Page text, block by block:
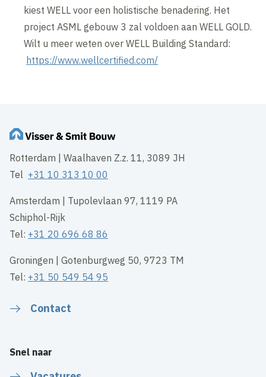
kiest WELL voor een holistische benadering. Het
project ASML gebouw 3 zal voldoen aan WELL GOLD.
Wilt u meer weten over WELL Building Standard:
https://www.wellcertified.com/
Rotterdam | Waalhaven Z.z. 11, 3089 JH
Tel +31 10 313 10 00
Amsterdam | Tupolevlaan 97, 1119 PA
Schiphol-Rijk
Tel: +31 20 696 68 86
Groningen | Gotenburgweg 50, 9723 TM
Tel: +31 50 549 54 95
Contact
Snel naar